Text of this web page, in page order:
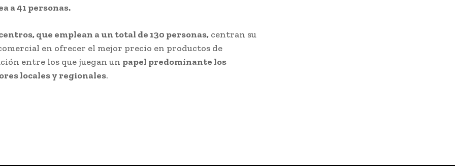
a 41 personas.
que emplean a un total de 130 personas, centran su
en ofrecer el mejor precio en productos de
entre los que juegan un papel predominante los
locales y regionales.